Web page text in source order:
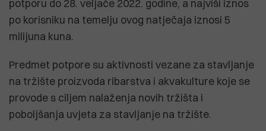
potporu do 28. veljače 2022. godine, a najviši iznos
po korisniku na temelju ovog natječaja iznosi 5
milijuna kuna.
Predmet potpore su aktivnosti vezane za stavljanje
na tržište proizvoda ribarstva i akvakulture koje se
provode s ciljem nalaženja novih tržišta i
poboljšanja uvjeta za stavljanje na tržište.